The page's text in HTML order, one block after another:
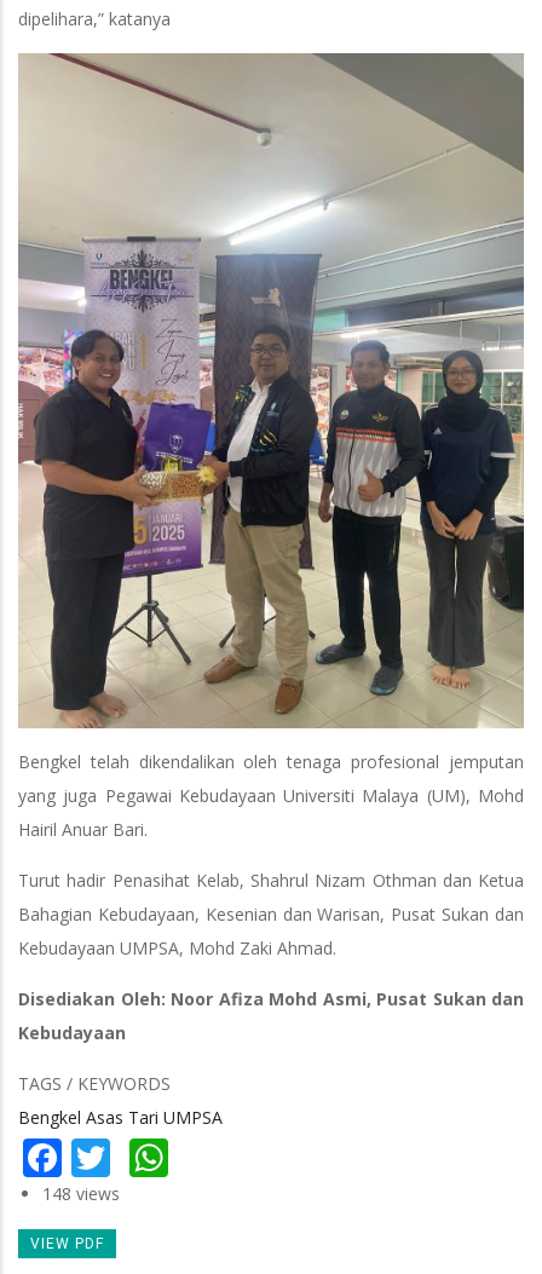
dipelihara,” katanya
Bengkel telah dikendalikan oleh tenaga profesional jemputan
yang juga Pegawai Kebudayaan Universiti Malaya (UM), Mohd
Hairil Anuar Bari.
Turut hadir Penasihat Kelab, Shahrul Nizam Othman dan Ketua
Bahagian Kebudayaan, Kesenian dan Warisan, Pusat Sukan dan
Kebudayaan UMPSA, Mohd Zaki Ahmad.
Disediakan Oleh: Noor Afiza Mohd Asmi, Pusat Sukan dan
Kebudayaan
TAGS / KEYWORDS
Bengkel Asas Tari UMPSA
Facebook
Twitter
148 views
VIEW PDF